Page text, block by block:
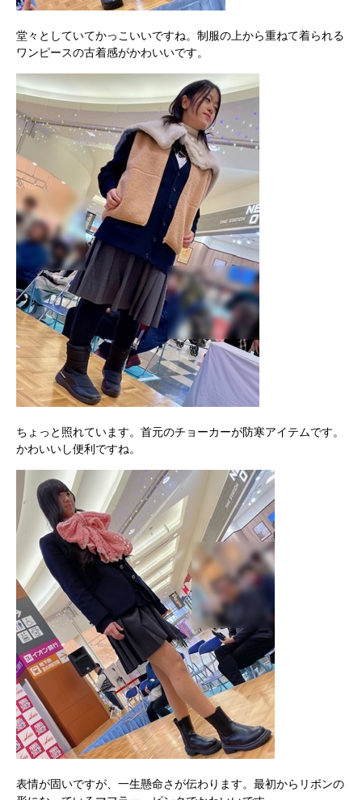
堂々としていてかっこいいですね。制服の上から重ねて着られる
ワンピースの古着感がかわいいです。
ちょっと照れています。首元のチョーカーが防寒アイテムです。
かわいいし便利ですね。
表情が固いですが、一生懸命さが伝わります。最初からリボンの